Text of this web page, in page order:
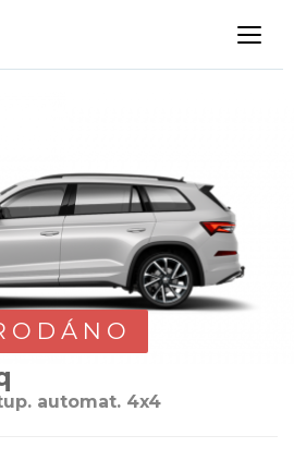
automat. 4x4